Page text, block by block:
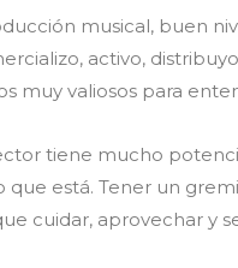
musical, buen
activo,
muy valiosos para
tiene mucho
que está. Tener un
cuidar, aprovechar y